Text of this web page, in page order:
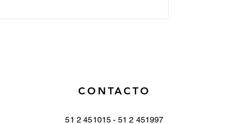
CONTACTO
51 2 451015 - 51 2 451997